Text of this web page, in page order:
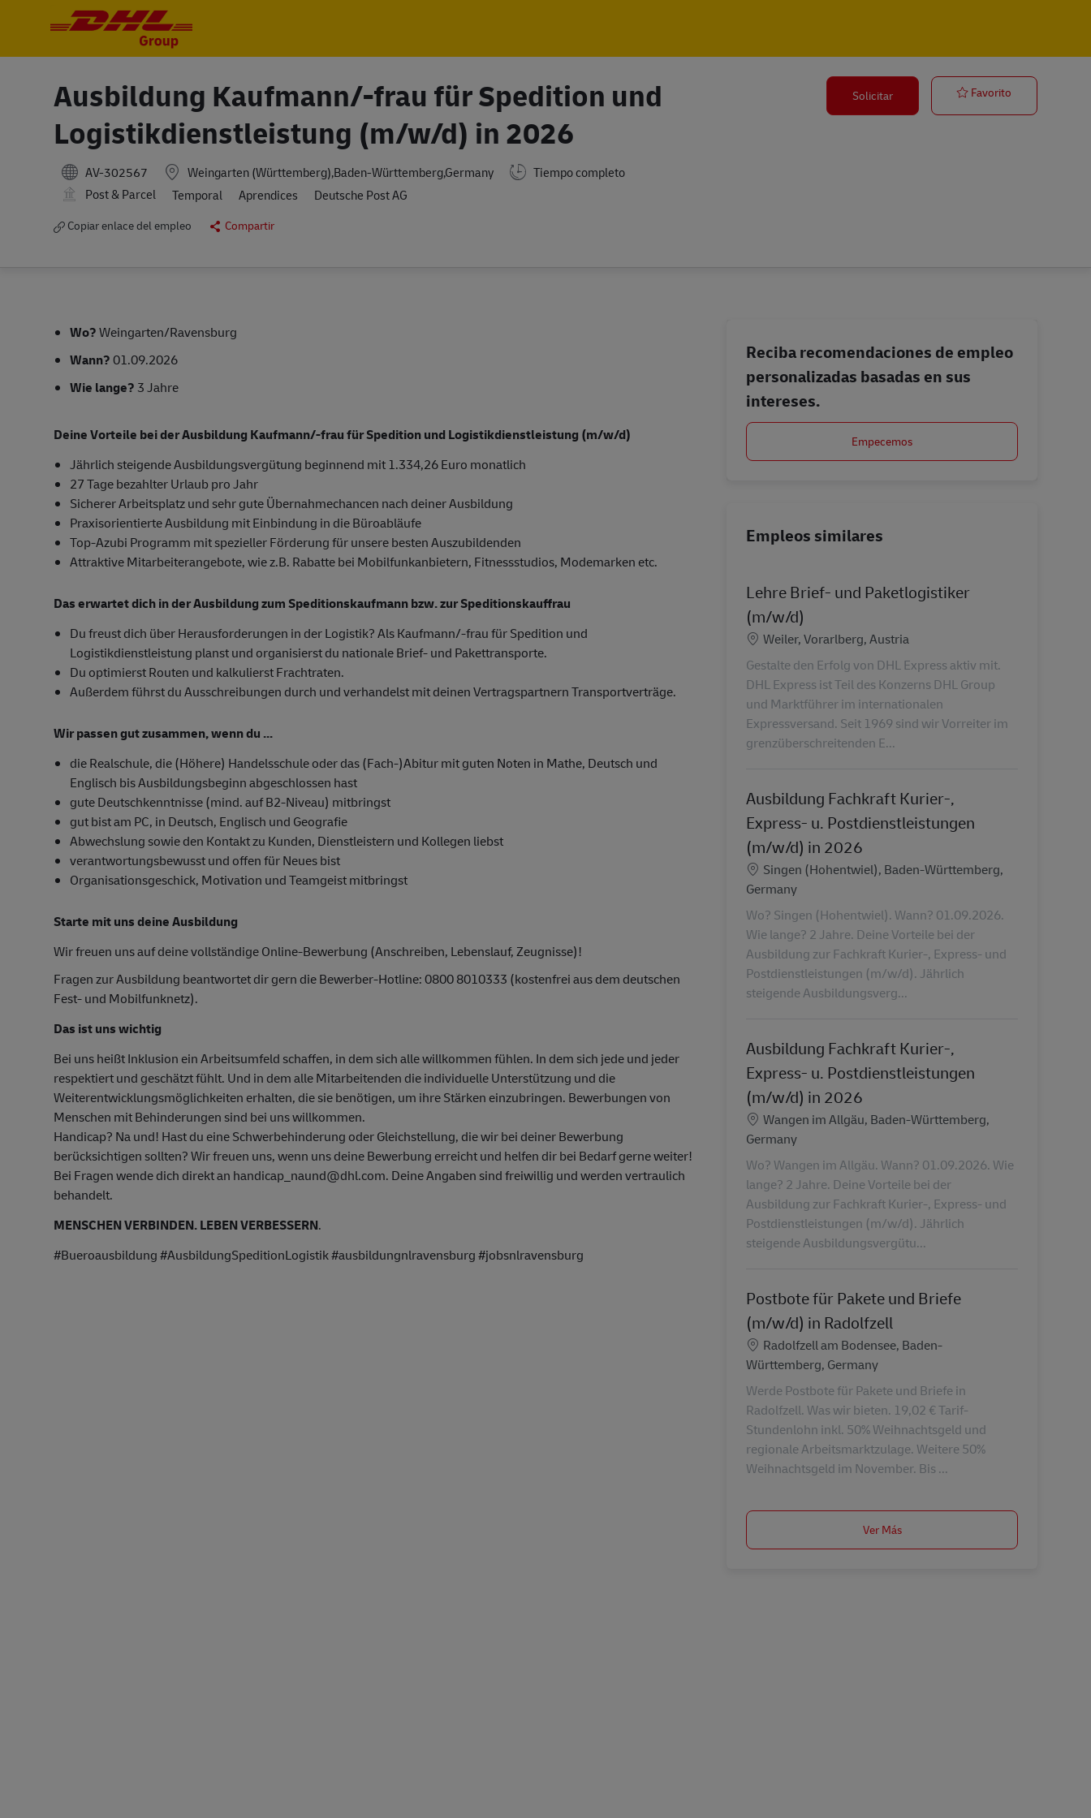
Ausbildung Kaufmann/-frau für Spedition und
Logistikdienstleistung (m/w/d) in 2026
AV-302567 Weingarten (Württemberg),Baden-Württemberg,Germany
Tiempo completo
Post & Parcel
Temporal Aprendices Deutsche Post AG
Copiar enlace del empleo Compartir
Solicitar Favorito
Wo?Weingarten/Ravensburg
Wann?01.09.2026
Wie lange? 3 Jahre
Deine Vorteile bei der Ausbildung Kaufmann/-frau für Spedition und Logistikdienstleistung (m/w/d)
Jährlich steigende Ausbildungsvergütung beginnend mit 1.334,26 Euro monatlich
27 Tage bezahlter Urlaub pro Jahr
Sicherer Arbeitsplatz und sehr gute Übernahmechancen nach deiner Ausbildung
Praxisorientierte Ausbildung mit Einbindung in die Büroabläufe
Top-Azubi Programm mit spezieller Förderung für unsere besten Auszubildenden
Attraktive Mitarbeiterangebote, wie z.B. Rabatte bei Mobilfunkanbietern, Fitnessstudios, Modemarken etc.
Das erwartet dich in der Ausbildung zum Speditionskaufmann bzw. zur Speditionskauffrau
Du freust dich über Herausforderungen in der Logistik? Als Kaufmann/-frau für Spedition und
Logistikdienstleistung planst und organisierst du nationale Brief- und Pakettransporte.
Du optimierst Routen und kalkulierst Frachtraten.
Außerdem führst du Ausschreibungen durch und verhandelst mit deinen Vertragspartnern Transportverträge.
Wir passen gut zusammen, wenn du ...
die Realschule, die (Höhere) Handelsschule oder das (Fach-)Abitur mit guten Noten in Mathe, Deutsch und
Englisch bis Ausbildungsbeginn abgeschlossen hast
gute Deutschkenntnisse (mind. auf B2-Niveau) mitbringst
gut bist am PC, in Deutsch, Englisch und Geografie
Abwechslung sowie den Kontakt zu Kunden, Dienstleistern und Kollegen liebst
verantwortungsbewusst und offen für Neues bist
Organisationsgeschick, Motivation und Teamgeist mitbringst
Starte mit uns deine Ausbildung
Wir freuen uns auf deine vollständige Online-Bewerbung (Anschreiben, Lebenslauf, Zeugnisse)!
Fragen zur Ausbildung beantwortet dir gern die Bewerber-Hotline: 0800 8010333 (kostenfrei aus dem deutschen
Fest- und Mobilfunknetz).
Das ist uns wichtig
Bei uns heißt Inklusion ein Arbeitsumfeld schaffen, in dem sich alle willkommen fühlen. In dem sich jede und jeder
respektiert und geschätzt fühlt. Und in dem alle Mitarbeitenden die individuelle Unterstützung und die
Weiterentwicklungsmöglichkeiten erhalten, die sie benötigen, um ihre Stärken einzubringen. Bewerbungen von
Menschen mit Behinderungen sind bei uns willkommen.
Handicap? Na und! Hast du eine Schwerbehinderung oder Gleichstellung, die wir bei deiner Bewerbung
berücksichtigen sollten? Wir freuen uns, wenn uns deine Bewerbung erreicht und helfen dir bei Bedarf gerne weiter!
Bei Fragen wende dich direkt an handicap_naund@dhl.com. Deine Angaben sind freiwillig und werden vertraulich
behandelt.
MENSCHEN VERBINDEN. LEBEN VERBESSERN.
#Bueroausbildung #AusbildungSpeditionLogistik #ausbildungnlravensburg #jobsnlravensburg
Reciba recomendaciones de empleo
personalizadas basadas en sus
intereses.
Empecemos
Empleos similares
Lehre Brief- und Paketlogistiker
(m/w/d)
Ubicación
Weiler, Vorarlberg, Austria
Gestalte den Erfolg von DHL Express aktiv mit.
DHL Express ist Teil des Konzerns DHL Group
und Marktführer im internationalen
Expressversand. Seit 1969 sind wir Vorreiter im
grenzüberschreitenden E...
Ausbildung Fachkraft Kurier-,
Express- u. Postdienstleistungen
(m/w/d) in 2026
Ubicación
Singen (Hohentwiel), Baden-Württemberg,
Germany
Wo? Singen (Hohentwiel). Wann? 01.09.2026.
Wie lange? 2 Jahre. Deine Vorteile bei der
Ausbildung zur Fachkraft Kurier-, Express- und
Postdienstleistungen (m/w/d). Jährlich
steigende Ausbildungsverg...
Ausbildung Fachkraft Kurier-,
Express- u. Postdienstleistungen
(m/w/d) in 2026
Ubicación
Wangen im Allgäu, Baden-Württemberg,
Germany
Wo? Wangen im Allgäu. Wann? 01.09.2026. Wie
lange? 2 Jahre. Deine Vorteile bei der
Ausbildung zur Fachkraft Kurier-, Express- und
Postdienstleistungen (m/w/d). Jährlich
steigende Ausbildungsvergütu...
Postbote für Pakete und Briefe
(m/w/d) in Radolfzell
Ubicación
Radolfzell am Bodensee, Baden-
Württemberg, Germany
Werde Postbote für Pakete und Briefe in
Radolfzell. Was wir bieten. 19,02 € Tarif-
Stundenlohn inkl. 50% Weihnachtsgeld und
regionale Arbeitsmarktzulage. Weitere 50%
Weihnachtsgeld im November. Bis ...
Ver Más